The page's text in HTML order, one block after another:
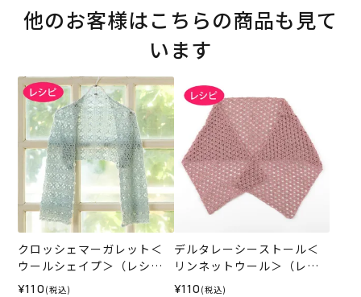
他のお客様はこちらの商品も見て
います
クロッシェマーガレット＜
ウールシェイプ＞（レシ
ピ）
¥110 (税込)
デルタレーシーストール＜
リンネットウール＞（レシ
ピ）
¥110 (税込)